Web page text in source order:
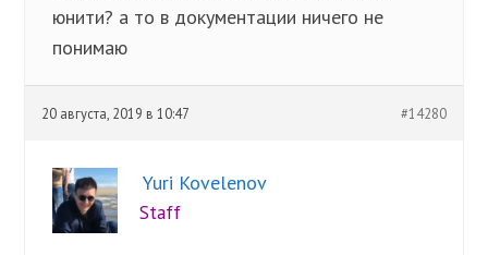
юнити? а то в документации ничего не
понимаю
20 августа, 2019 в 10:47 #14280
Yuri Kovelenov
Staff